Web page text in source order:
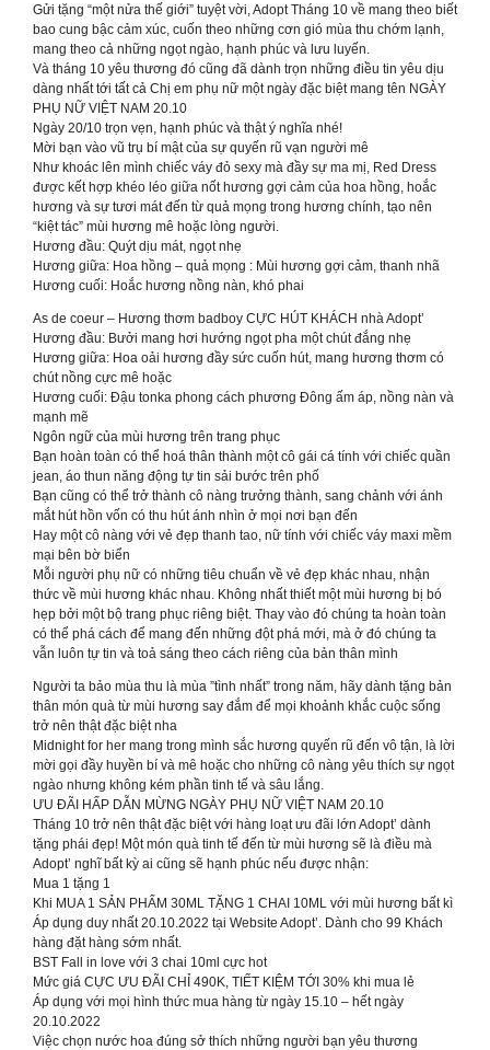
Gửi tặng “một nửa thế giới” tuyệt vời, Adopt Tháng 10 về mang theo biết
bao cung bậc cảm xúc, cuốn theo những cơn gió mùa thu chớm lạnh,
mang theo cả những ngọt ngào, hạnh phúc và lưu luyến.
Và tháng 10 yêu thương đó cũng đã dành trọn những điều tin yêu dịu
dàng nhất tới tất cả Chị em phụ nữ một ngày đặc biệt mang tên NGÀY
PHỤ NỮ VIỆT NAM 20.10
Ngày 20/10 trọn vẹn, hạnh phúc và thật ý nghĩa nhé!
Mời bạn vào vũ trụ bí mật của sự quyến rũ vạn người mê
Như khoác lên mình chiếc váy đỏ sexy mà đầy sự ma mị, Red Dress
được kết hợp khéo léo giữa nốt hương gợi cảm của hoa hồng, hoắc
hương và sự tươi mát đến từ quả mọng trong hương chính, tạo nên
“kiệt tác” mùi hương mê hoặc lòng người.
Hương đầu: Quýt dịu mát, ngọt nhẹ
Hương giữa: Hoa hồng – quả mọng : Mùi hương gợi cảm, thanh nhã
Hương cuối: Hoắc hương nồng nàn, khó phai
As de coeur – Hương thơm badboy CỰC HÚT KHÁCH nhà Adopt’
Hương đầu: Bưởi mang hơi hướng ngọt pha một chút đắng nhẹ
Hương giữa: Hoa oải hương đầy sức cuốn hút, mang hương thơm có
chút nồng cực mê hoặc
Hương cuối: Đậu tonka phong cách phương Đông ấm áp, nồng nàn và
mạnh mẽ
Ngôn ngữ của mùi hương trên trang phục
Bạn hoàn toàn có thể hoá thân thành một cô gái cá tính với chiếc quần
jean, áo thun năng động tự tin sải bước trên phố
Bạn cũng có thể trở thành cô nàng trưởng thành, sang chảnh với ánh
mắt hút hồn vốn có thu hút ánh nhìn ở mọi nơi bạn đến
Hay một cô nàng với vẻ đẹp thanh tao, nữ tính với chiếc váy maxi mềm
mại bên bờ biển
Mỗi người phụ nữ có những tiêu chuẩn về vẻ đẹp khác nhau, nhận
thức về mùi hương khác nhau. Không nhất thiết một mùi hương bị bó
hẹp bởi một bộ trang phục riêng biệt. Thay vào đó chúng ta hoàn toàn
có thể phá cách để mang đến những đột phá mới, mà ở đó chúng ta
vẫn luôn tự tin và toả sáng theo cách riêng của bản thân mình
Người ta bảo mùa thu là mùa ”tình nhất” trong năm, hãy dành tặng bản
thân món quà từ mùi hương say đắm để mọi khoảnh khắc cuộc sống
trở nên thật đặc biệt nha
Midnight for her mang trong mình sắc hương quyến rũ đến vô tận, là lời
mời gọi đầy huyền bí và mê hoặc cho những cô nàng yêu thích sự ngọt
ngào nhưng không kém phần tinh tế và sâu lắng.
ƯU ĐÃI HẤP DẪN MỪNG NGÀY PHỤ NỮ VIỆT NAM 20.10
Tháng 10 trở nên thật đặc biệt với hàng loạt ưu đãi lớn Adopt’ dành
tặng phái đẹp! Một món quà tinh tế đến từ mùi hương sẽ là điều mà
Adopt’ nghĩ bất kỳ ai cũng sẽ hạnh phúc nếu được nhận:
Mua 1 tặng 1
Khi MUA 1 SẢN PHẨM 30ML TẶNG 1 CHAI 10ML với mùi hương bất kì
Áp dụng duy nhất 20.10.2022 tại Website Adopt’. Dành cho 99 Khách
hàng đặt hàng sớm nhất.
BST Fall in love với 3 chai 10ml cực hot
Mức giá CỰC ƯU ĐÃI CHỈ 490K, TIẾT KIỆM TỚI 30% khi mua lẻ
Áp dụng với mọi hình thức mua hàng từ ngày 15.10 – hết ngày
20.10.2022
Việc chọn nước hoa đúng sở thích những người bạn yêu thương